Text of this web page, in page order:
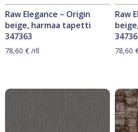
Raw Elegance – Origin
beige, harmaa tapetti
347363
78,60 € /rll
Raw
78,60